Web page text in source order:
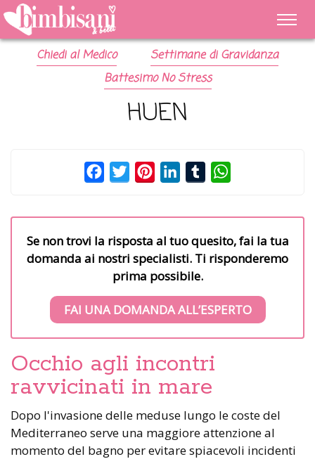
Chiedi al Medico
Settimane di Gravidanza
Battesimo No Stress
HUEN
FacebookTwitterPinterestLinkedInTumblr
Se non trovi la risposta al tuo quesito, fai la tua
domanda ai nostri specialisti. Ti risponderemo
prima possibile.
FAI UNA DOMANDA ALL’ESPERTO
Occhio agli incontri
ravvicinati in mare
Dopo l'invasione delle meduse lungo le coste del
Mediterraneo serve una maggiore attenzione al
momento del bagno per evitare spiacevoli incidenti